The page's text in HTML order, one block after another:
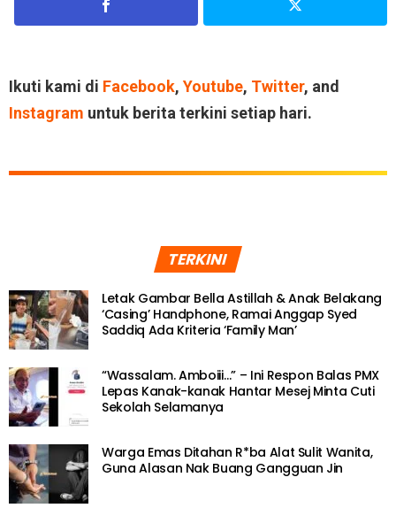
Ikuti kami di Facebook, Youtube, Twitter, and
Instagram untuk berita terkini setiap hari.
TERKINI
Letak Gambar Bella Astillah & Anak Belakang
‘Casing’ Handphone, Ramai Anggap Syed
Saddiq Ada Kriteria ‘Family Man’
“Wassalam. Amboiii…” – Ini Respon Balas PMX
Lepas Kanak-kanak Hantar Mesej Minta Cuti
Sekolah Selamanya
Warga Emas Ditahan R*ba Alat Sulit Wanita,
Guna Alasan Nak Buang Gangguan Jin